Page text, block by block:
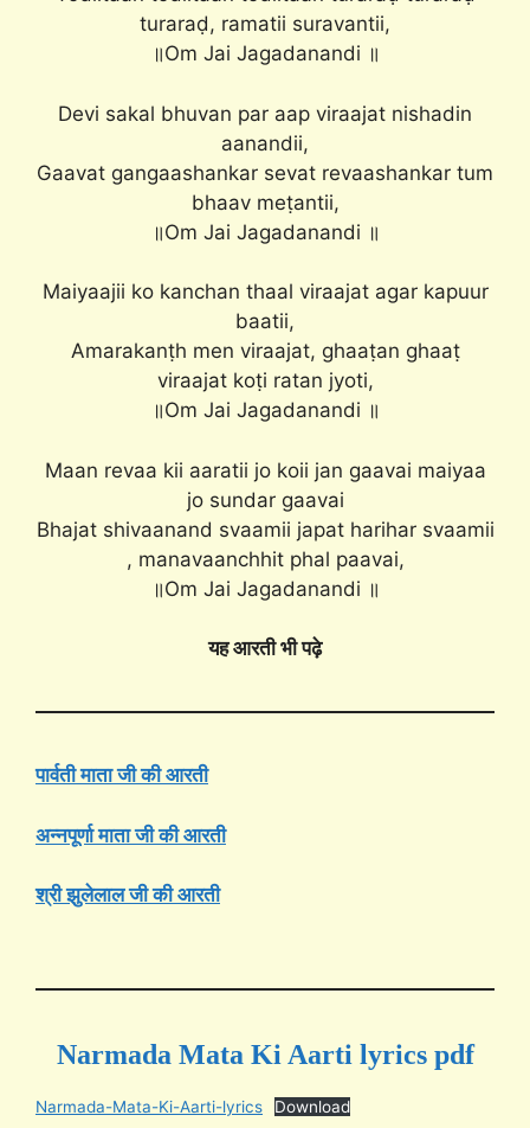
turaraḍ, ramatii suravantii,
॥Om Jai Jagadanandi ॥
Devi sakal bhuvan par aap viraajat nishadin
aanandii,
Gaavat gangaashankar sevat revaashankar tum
bhaav meṭantii,
॥Om Jai Jagadanandi ॥
Maiyaajii ko kanchan thaal viraajat agar kapuur
baatii,
Amarakanṭh men viraajat, ghaaṭan ghaaṭ
viraajat koṭi ratan jyoti,
॥Om Jai Jagadanandi ॥
Maan revaa kii aaratii jo koii jan gaavai maiyaa
jo sundar gaavai
Bhajat shivaanand svaamii japat harihar svaamii
, manavaanchhit phal paavai,
॥Om Jai Jagadanandi ॥
यह आरती भी पढ़े
पार्वती माता जी की आरती
अन्नपूर्णा माता जी की आरती
श्री झुलेलाल जी की आरती
Narmada Mata Ki Aarti lyricspdf
Narmada-Mata-Ki-Aarti-lyrics Download